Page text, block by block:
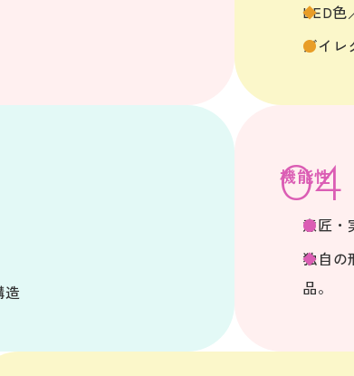
LED色
ダイレ
造
機能性
意匠・
独自の
品。